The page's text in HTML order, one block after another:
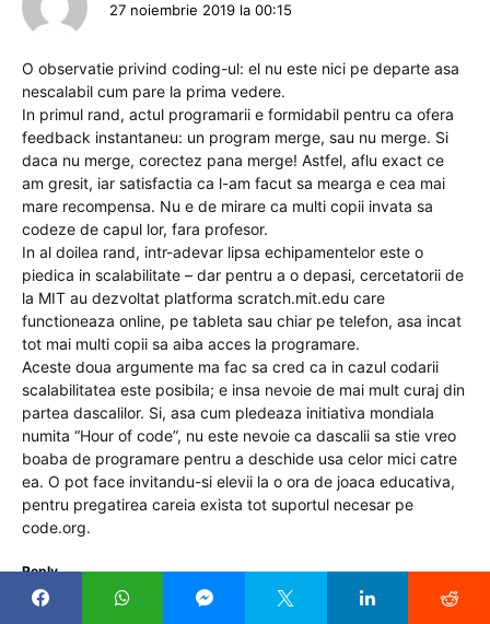
27 noiembrie 2019 la 00:15
O observatie privind coding-ul: el nu este nici pe departe asa
nescalabil cum pare la prima vedere.
In primul rand, actul programarii e formidabil pentru ca ofera
feedback instantaneu: un program merge, sau nu merge. Si
daca nu merge, corectez pana merge! Astfel, aflu exact ce
am gresit, iar satisfactia ca l-am facut sa mearga e cea mai
mare recompensa. Nu e de mirare ca multi copii invata sa
codeze de capul lor, fara profesor.
In al doilea rand, intr-adevar lipsa echipamentelor este o
piedica in scalabilitate – dar pentru a o depasi, cercetatorii de
la MIT au dezvoltat platforma scratch.mit.edu care
functioneaza online, pe tableta sau chiar pe telefon, asa incat
tot mai multi copii sa aiba acces la programare.
Aceste doua argumente ma fac sa cred ca in cazul codarii
scalabilitatea este posibila; e insa nevoie de mai mult curaj din
partea dascalilor. Si, asa cum pledeaza initiativa mondiala
numita “Hour of code”, nu este nevoie ca dascalii sa stie vreo
boaba de programare pentru a deschide usa celor mici catre
ea. O pot face invitandu-si elevii la o ora de joaca educativa,
pentru pregatirea careia exista tot suportul necesar pe
code.org.
Reply